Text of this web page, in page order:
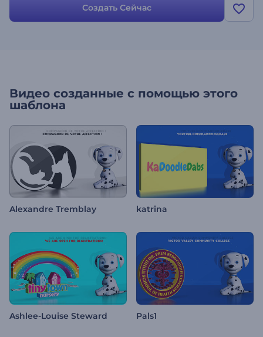
Просто введите текст, загрузите свой логотип, и ваше видео
будет готово за пару минут!
Создать Сейчас
Видео созданные с помощью этого
шаблона
Alexandre Tremblay katrina
Ashlee-Louise Steward Pals1